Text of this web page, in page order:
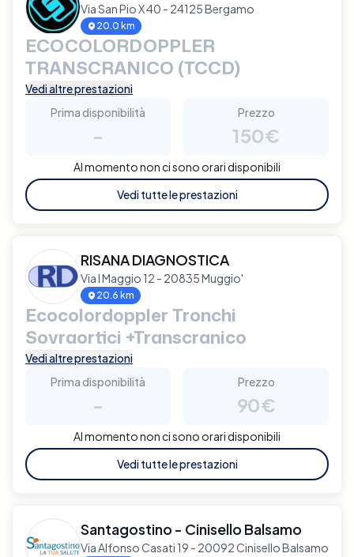
Via San Pio X 40 - 24125 Bergamo
20.0 km
ECOCOLORDOPPLER
TRANSCRANICO (TCCD)
Vedi altre prestazioni
Prima disponibilità
-
Prezzo
150€
Al momento non ci sono orari disponibili
Vedi tutte le prestazioni
RISANA DIAGNOSTICA
Via I Maggio 12 - 20835 Muggio'
20.6 km
Ecocolordoppler Tronchi
Sovraortici +Transcranico
Vedi altre prestazioni
Prima disponibilità
-
Prezzo
90€
Al momento non ci sono orari disponibili
Vedi tutte le prestazioni
Santagostino - Cinisello Balsamo
Via Alfonso Casati 19 - 20092 Cinisello Balsamo